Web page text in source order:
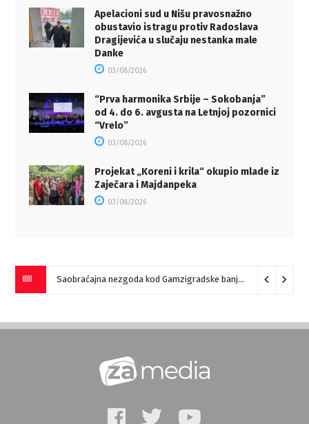
Apelacioni sud u Nišu pravosnažno
obustavio istragu protiv Radoslava
Dragijevića u slučaju nestanka male
Danke
03/08/2026
“Prva harmonika Srbije – Sokobanja”
od 4. do 6. avgusta na Letnjoj pozornici
“Vrelo”
03/08/2026
Projekat „Koreni i krila“ okupio mlade iz
Zaječara i Majdanpeka
03/08/2026
Saobraćajna nezgoda kod Gamzigradske banje 05/08/2026